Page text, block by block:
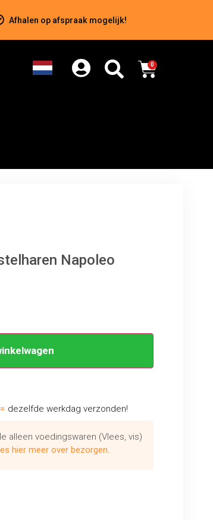
Afhalen op afspraak mogelijk!
0
Napoleo
dezelfde werkdag verzonden!
alleen voedingswaren (Vlees, vis)
hier meer over bezorgen.